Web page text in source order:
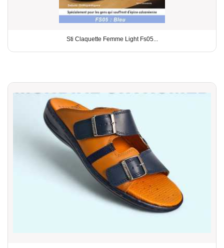
Sti Claquette Femme Light Fs05...